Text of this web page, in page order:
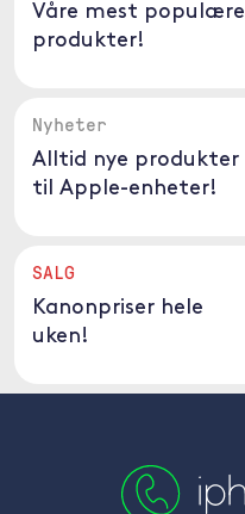
Våre mest populære
produkter!
Nyheter
Alltid nye produkter
til Apple-enheter!
SALG
Kanonpriser hele
uken!